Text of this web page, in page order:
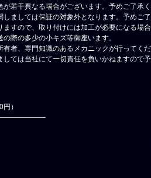
若干異なる場合がございます。予めご了承く
ましては保証の対象外となります。予めご了
すので、取り付けには加工が必要になる場合
際の多少の小キズ等御座います。
者、専門知識のあるメカニックが行ってくだ
ては当社にて一切責任を負いかねますので
）